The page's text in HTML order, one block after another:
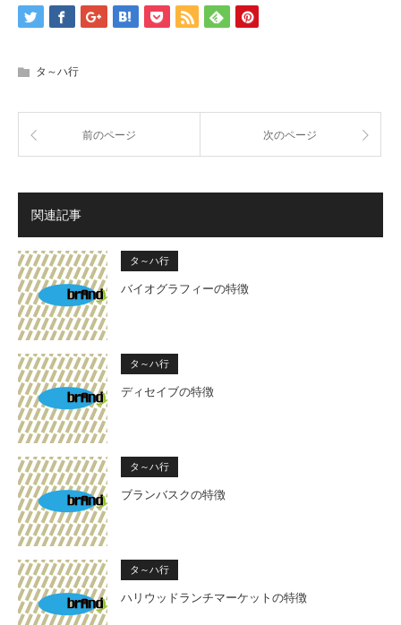
タ～ハ行
前のページ 次のページ
関連記事
タ～ハ行
バイオグラフィーの特徴
タ～ハ行
ディセイブの特徴
タ～ハ行
ブランバスクの特徴
タ～ハ行
ハリウッドランチマーケットの特徴